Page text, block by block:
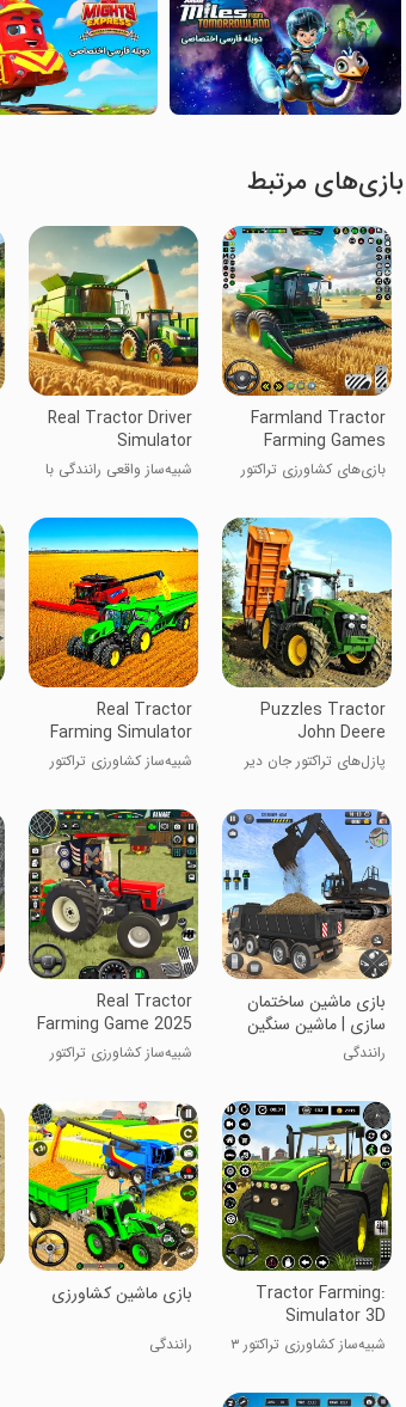
بازی‌های مرتبط
Farmland Tractor
Farming Games
بازی‌های کشاورزی تراکتور
Real Tractor Driver
Simulator
شبیه‌ساز واقعی رانندگی با
Puzzles Tractor
John Deere
پازل‌های تراکتور جان دیر
Real Tractor
Farming Simulator
شبیه‌ساز کشاورزی تراکتور
بازی ماشین ساختمان
سازی | ماشین سنگین
رانندگی
Real Tractor
Farming Game 2025
شبیه‌ساز کشاورزی تراکتور
Tractor Farming:
Simulator 3D
شبیه‌ساز کشاورزی تراکتور ۳
بازی ماشین کشاورزی
رانندگی